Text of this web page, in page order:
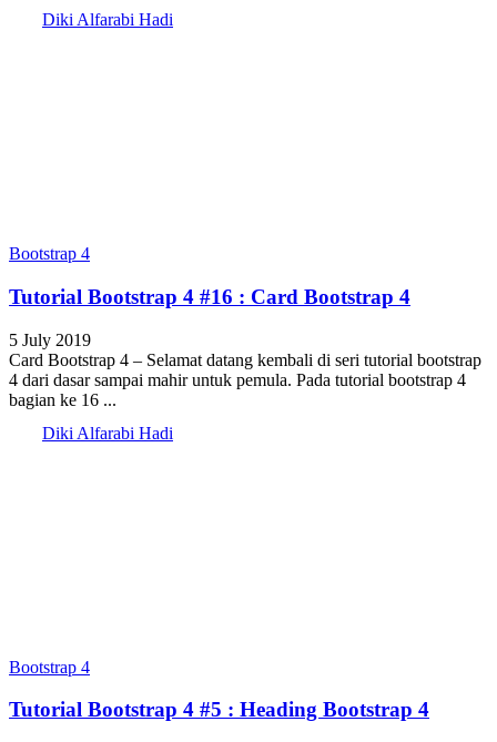
Diki Alfarabi Hadi
Bootstrap 4
Tutorial Bootstrap 4 #16 : Card Bootstrap 4
5 July 2019
Card Bootstrap 4 – Selamat datang kembali di seri tutorial bootstrap
4 dari dasar sampai mahir untuk pemula. Pada tutorial bootstrap 4
bagian ke 16 ...
Diki Alfarabi Hadi
Bootstrap 4
Tutorial Bootstrap 4 #5 : Heading Bootstrap 4